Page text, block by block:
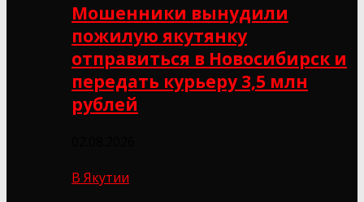
Мошенники вынудили
пожилую якутянку
отправиться в Новосибирск и
передать курьеру 3,5 млн
рублей
В Якутии